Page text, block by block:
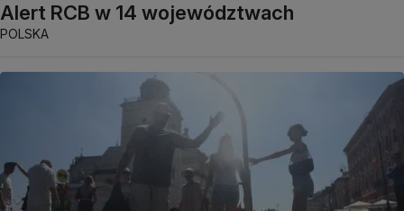
Alert RCB w 14 województwach
POLSKA